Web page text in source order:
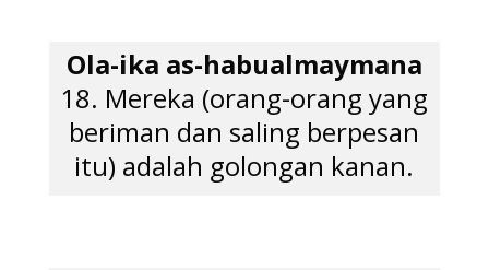
Ola-ika as-habualmaymana
18. Mereka (orang-orang yang
beriman dan saling berpesan
itu) adalah golongan kanan.